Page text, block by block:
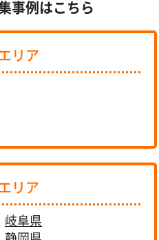
事例はこちら
リア
リア
岐阜県